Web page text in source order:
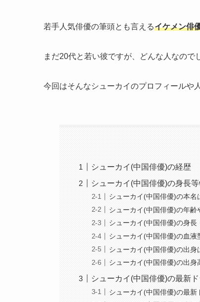
若手人気俳優の筆頭とも言えるイケメン俳
まだ20代と若い彼ですが、どんな人なので
今回はそんなシューカイのプロフィールや
シューカイ(中国俳優)の経歴
シューカイ(中国俳優)の身長
シューカイ(中国俳優)の本名
シューカイ(中国俳優)の年齢
シューカイ(中国俳優)の身長
シューカイ(中国俳優)の血液
シューカイ(中国俳優)の出身
シューカイ(中国俳優)の出身
シューカイ(中国俳優)の最新
シューカイ(中国俳優)の最新